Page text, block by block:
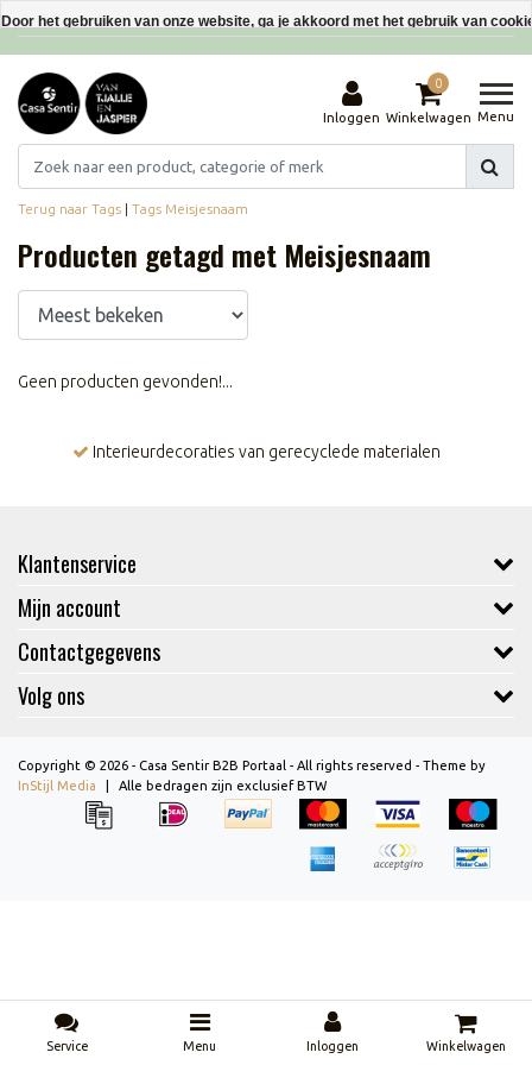
Interieurdecoraties van gerecyclede materialen
Inloggen
0
Winkelwagen Menu
Terug naar Tags | Tags Meisjesnaam
Producten getagd met Meisjesnaam
Geen producten gevonden!...
Interieurdecoraties van gerecyclede materialen
Klantenservice
Mijn account
Contactgegevens
Volg ons
Copyright © 2026 - Casa Sentir B2B Portaal - All rights reserved - Theme by
InStijl Media
Alle bedragen zijn exclusief BTW
Service Menu Inloggen Winkelwagen
Door het gebruiken van onze website, ga je akkoord met het gebruik van